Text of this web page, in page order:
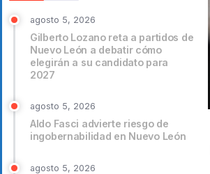
agosto 5, 2026
Gilberto Lozano reta a partidos de
Nuevo León a debatir cómo
elegirán a su candidato para
2027
agosto 5, 2026
Aldo Fasci advierte riesgo de
ingobernabilidad en Nuevo León
agosto 5, 2026